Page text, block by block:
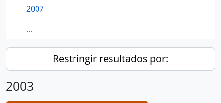
2007
...
Restringir resultados por:
2003